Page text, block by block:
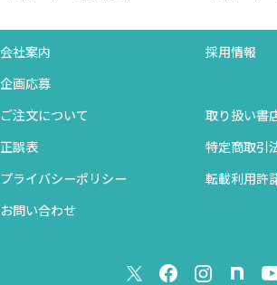
28．ステロイドという秘密兵器
29．特に，ステロイドの使用が検討されるケ
A．低酸素血症を伴うカリニ肺炎（ニューモ
D．敗血症性ショック
E．結核
F．ARDS
32．感染症診療は，おっぱいである
会社案内 採用情報
企画応募
ご注文について 取り扱い書
正誤表 特定商取引
プライバシーポリシー 転載利用許
お問い合わせ